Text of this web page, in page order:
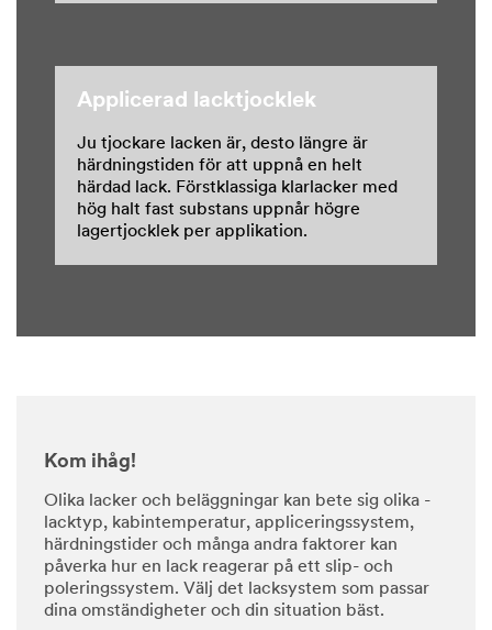
Applicerad lacktjocklek
Ju tjockare lacken är, desto längre är
härdningstiden för att uppnå en helt
härdad lack. Förstklassiga klarlacker med
hög halt fast substans uppnår högre
lagertjocklek per applikation.
Kom ihåg!
Olika lacker och beläggningar kan bete sig olika -
lacktyp, kabintemperatur, appliceringssystem,
härdningstider och många andra faktorer kan
påverka hur en lack reagerar på ett slip- och
poleringssystem. Välj det lacksystem som passar
dina omständigheter och din situation bäst.